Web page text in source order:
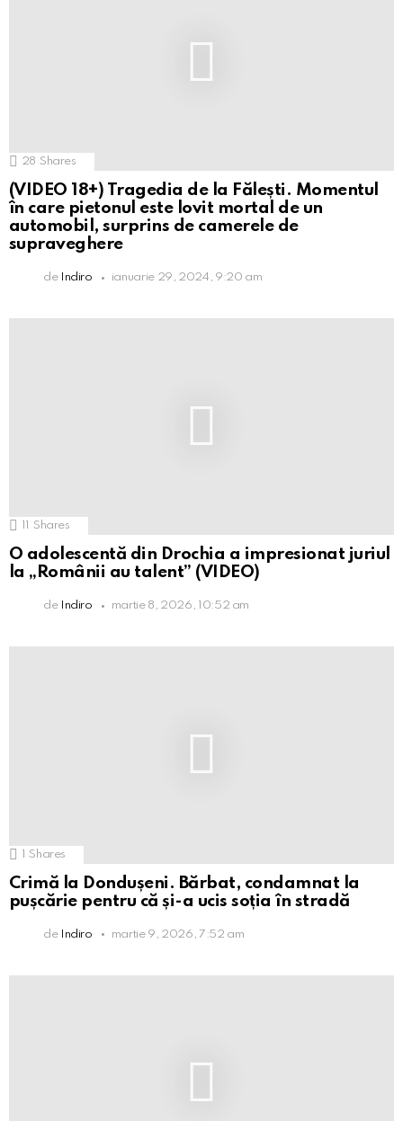
28 Shares
(VIDEO 18+) Tragedia de la Fălești. Momentul
în care pietonul este lovit mortal de un
automobil, surprins de camerele de
supraveghere
de Indiro ianuarie 29, 2024, 9:20 am
Shares
O adolescentă din Drochia a impresionat juriul
la „Românii au talent” (VIDEO)
de Indiro martie 8, 2026, 10:52 am
1 Shares
Crimă la Dondușeni. Bărbat, condamnat la
pușcărie pentru că și-a ucis soția în stradă
de Indiro martie 9, 2026, 7:52 am